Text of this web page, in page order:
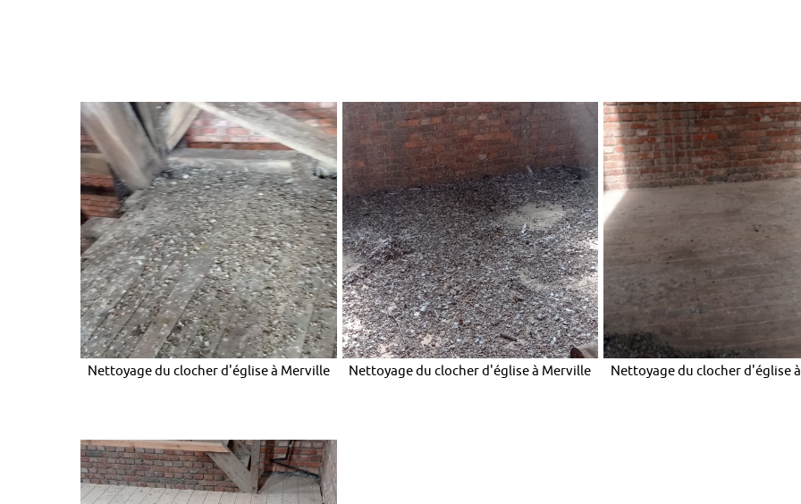
Nettoyage du clocher d'église à Merville Nettoyage du clocher d'église à Merville Nettoyage du clocher d'église